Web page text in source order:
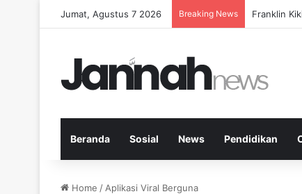
Jumat, Agustus 7 2026 Breaking News Peran
Beranda Sosial News Pendidikan
Home / Aplikasi Viral Berguna